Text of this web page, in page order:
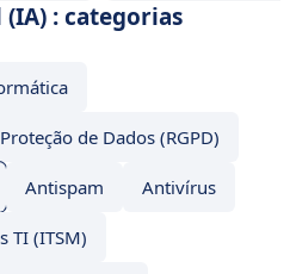
: categorias
de Dados (RGPD)
Antispam Antivírus
TI (ITSM)